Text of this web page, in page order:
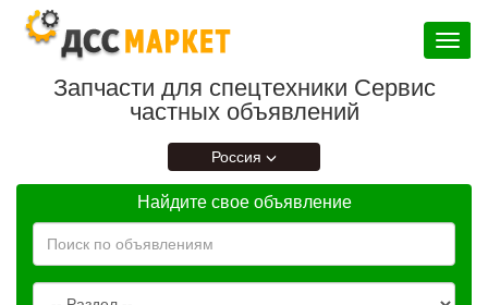
Toggle
Запчасти для спецтехники Сервис
частных объявлений
Россия
Найдите свое объявление